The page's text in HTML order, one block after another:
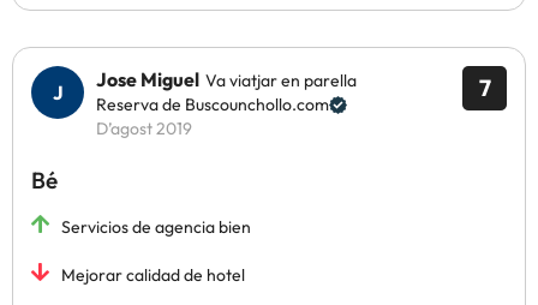
7
Jose Miguel Va viatjar en parella
Reserva de Buscounchollo.com
D’agost 2019
Bé
Servicios de agencia bien
Mejorar calidad de hotel